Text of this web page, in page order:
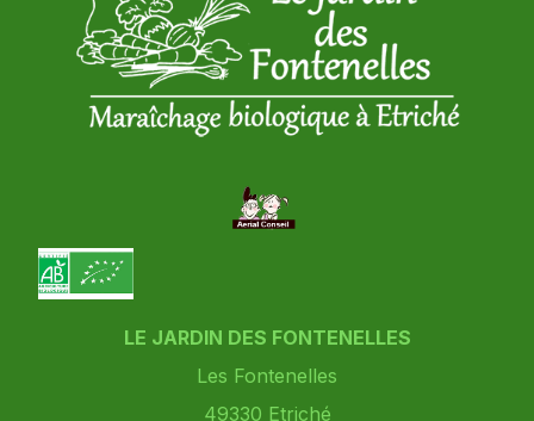
LE JARDIN DES FONTENELLES
Les Fontenelles
49330 Etriché